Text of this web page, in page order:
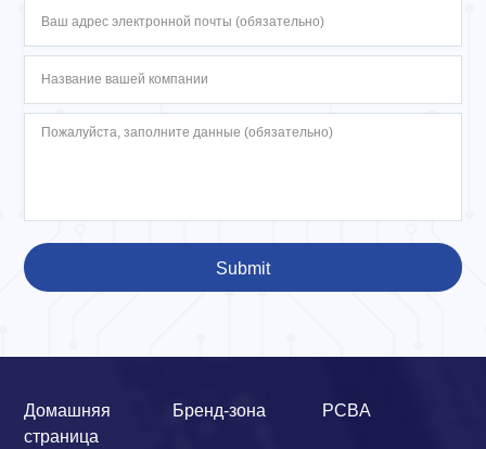
Submit
Домашняя
страница
Бренд-зона PCBA